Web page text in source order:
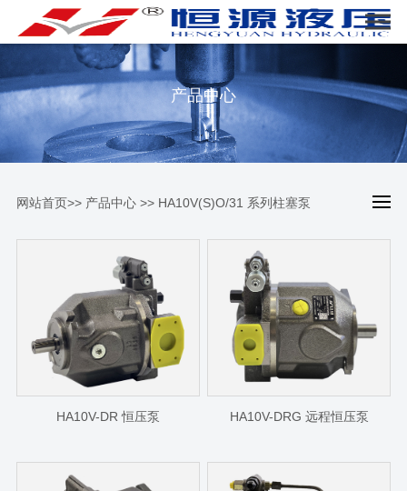
产品中心
网站首页>> 产品中心>> HA10V(S)O/31 系列柱塞泵
HA10V-DR 恒压泵 HA10V-DRG 远程恒压泵